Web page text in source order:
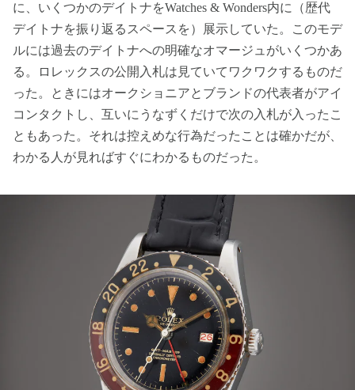
に、いくつかのデイトナをWatches & Wonders内に（歴代
デイトナを振り返るスペースを）展示していた。このモデ
ルには過去のデイトナへの明確なオマージュがいくつかあ
る。ロレックスの公開入札は見ていてワクワクするものだ
った。ときにはオークショニアとブランドの代表者がアイ
コンタクトし、互いにうなずくだけで次の入札が入ったこ
ともあった。それは控えめな行為だったことは確かだが、
わかる人が見ればすぐにわかるものだった。